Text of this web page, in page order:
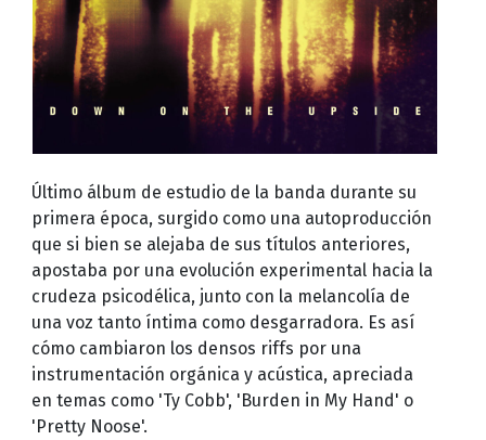
Último álbum de estudio de la banda durante su
primera época, surgido como una autoproducción
que si bien se alejaba de sus títulos anteriores,
apostaba por una evolución experimental hacia la
crudeza psicodélica, junto con la melancolía de
una voz tanto íntima como desgarradora. Es así
cómo cambiaron los densos riffs por una
instrumentación orgánica y acústica, apreciada
en temas como 'Ty Cobb', 'Burden in My Hand' o
'Pretty Noose'.